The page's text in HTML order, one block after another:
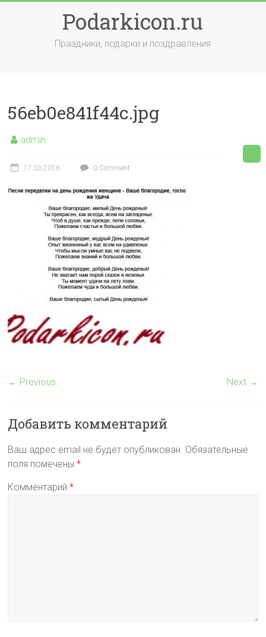
Podarkicon.ru
Праздники, подарки и поздравления
56eb0e841f44c.jpg
admin
17.03.2016 0 Comment
← Previous Next →
Добавить комментарий
Ваш адрес email не будет опубликован. Обязательные
поля помечены*
Комментарий*